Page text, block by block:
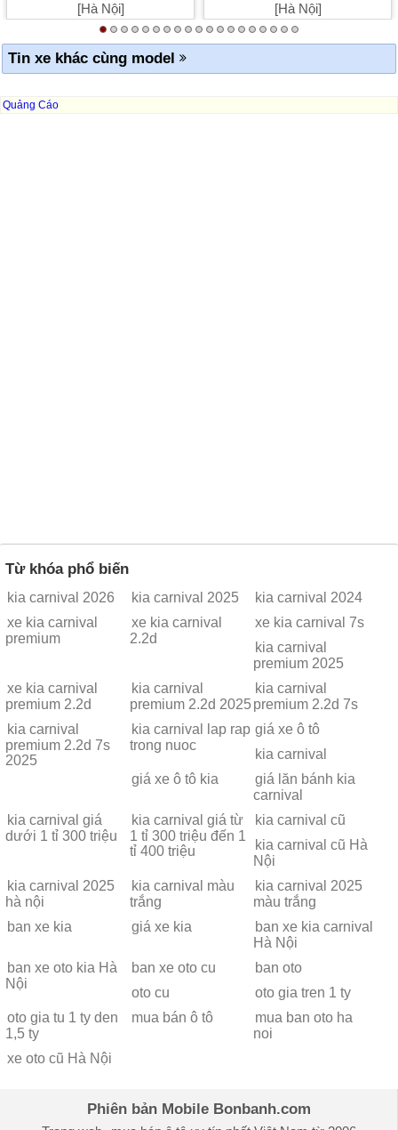
[Hà Nội] [Hà Nội]
Tin xe khác cùng model
Quảng Cáo
Từ khóa phổ biến
kia carnival 2026 kia carnival 2025
kia carnival 2024
xe kia carnival
premium
xe kia carnival
2.2d
xe kia carnival 7s
kia carnival
premium 2025
xe kia carnival
premium 2.2d
kia carnival
premium 2.2d 2025
kia carnival
premium 2.2d 7s
kia carnival
premium 2.2d 7s
2025
kia carnival lap rap
trong nuoc
giá xe ô tô
kia carnival
giá xe ô tô kia
giá lăn bánh kia
carnival
kia carnival giá
dưới 1 tỉ 300 triệu
kia carnival giá từ
1 tỉ 300 triệu đến 1
tỉ 400 triệu
kia carnival cũ
kia carnival cũ Hà
Nội
kia carnival 2025
hà nội
kia carnival màu
trắng
kia carnival 2025
màu trắng
ban xe kia
giá xe kia
ban xe kia carnival
Hà Nội
ban xe oto kia Hà
Nội
ban xe oto cu
ban oto
oto cu
oto gia tren 1 ty
oto gia tu 1 ty den
1,5 ty
mua bán ô tô
mua ban oto ha
noi
xe oto cũ Hà Nội
Phiên bản Mobile Bonbanh.com